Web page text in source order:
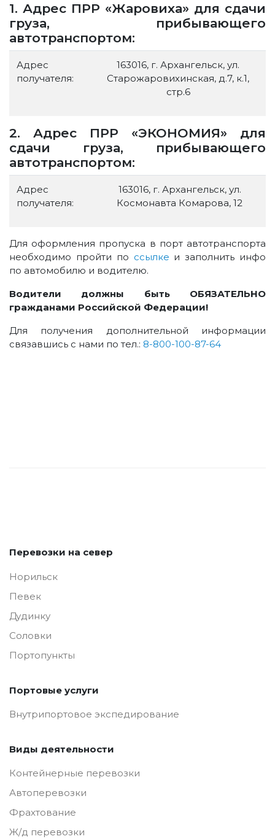
1. Адрес ПРР «Жаровиха» для сдачи
груза, прибывающего
автотранспортом:
Адрес
получателя:
163016, г. Архангельск, ул.
Старожаровихинская, д.7, к.1,
стр.6
2. Адрес ПРР «ЭКОНОМИЯ» для
сдачи груза, прибывающего
автотранспортом:
Адрес
получателя:
163016, г. Архангельск, ул.
Космонавта Комарова, 12
Для оформления пропуска в порт автотранспорта
необходимо пройти по ссылке и заполнить инфо
по автомобилю и водителю.
Водители должны быть ОБЯЗАТЕЛЬНО
гражданами Российской Федерации!
Для получения дополнительной информации
связавшись с нами по тел.: 8-800-100-87-64
Перевозки на север
Норильск
Певек
Дудинку
Соловки
Портопункты
Портовые услуги
Внутрипортовое экспедирование
Виды деятельности
Контейнерные перевозки
Автоперевозки
Фрахтование
Ж/д перевозки